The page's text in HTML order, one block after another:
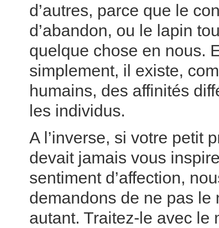
d’autres, parce que le
d’abandon, ou le lapin
quelque chose en nous.
simplement, il existe,
humains, des affinités
les individus.
A l’inverse, si votre petit
devait jamais vous
sentiment d’affection,
demandons de ne pas le
autant. Traitez-le avec le